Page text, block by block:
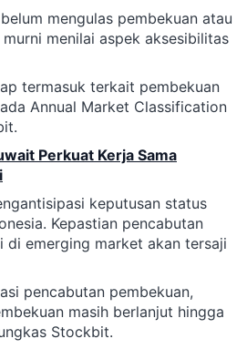
mengulas pembekuan atau
menilai aspek aksesibilitas
termasuk terkait pembekuan
Annual Market Classification
Perkuat Kerja Sama
keputusan status
Kepastian pencabutan
di emerging market akan tersaji
pencabutan pembekuan,
masih berlanjut hingga
Stockbit.